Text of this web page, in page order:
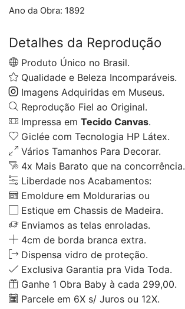
Ano da Obra: 1892
Detalhes da Reprodução
Produto Único no Brasil.
Qualidade e Beleza Incomparáveis.
Imagens Adquiridas em Museus.
Reprodução Fiel ao Original.
Impressa em Tecido Canvas.
Giclée com Tecnologia HP Látex.
Vários Tamanhos Para Decorar.
4x Mais Barato que na concorrência.
Liberdade nos Acabamentos:
Emoldure em Moldurarias ou
Estique em Chassis de Madeira.
Enviamos as telas enroladas.
4cm de borda branca extra.
Dispensa vidro de proteção.
Exclusiva Garantia pra Vida Toda.
Ganhe 1 Obra Baby à cada 299,00.
Parcele em 6X s/ Juros ou 12X.